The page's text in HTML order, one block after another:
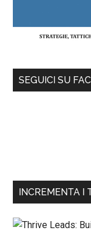
SEGUICI SU
INCREMENTA